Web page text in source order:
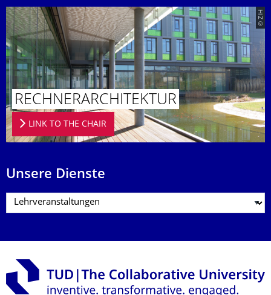
© ZIH
RECHNERAR­CHITEKTUR
LINK TO THE CHAIR
Unsere Dienste